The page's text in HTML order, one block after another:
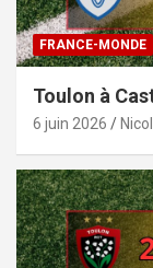
FRANCE-MONDE
Toulon à
6 juin 2026